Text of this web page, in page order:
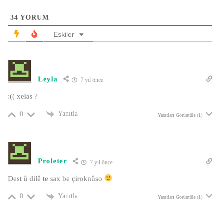
34 YORUM
Eskiler
Leyla 7 yıl önce
:(( xelas ?
0 Yanıtla Yanıtları Görüntüle (1)
Proleter 7 yıl önce
Dest û dilê te sax be çiroknûso
0 Yanıtla Yanıtları Görüntüle (1)